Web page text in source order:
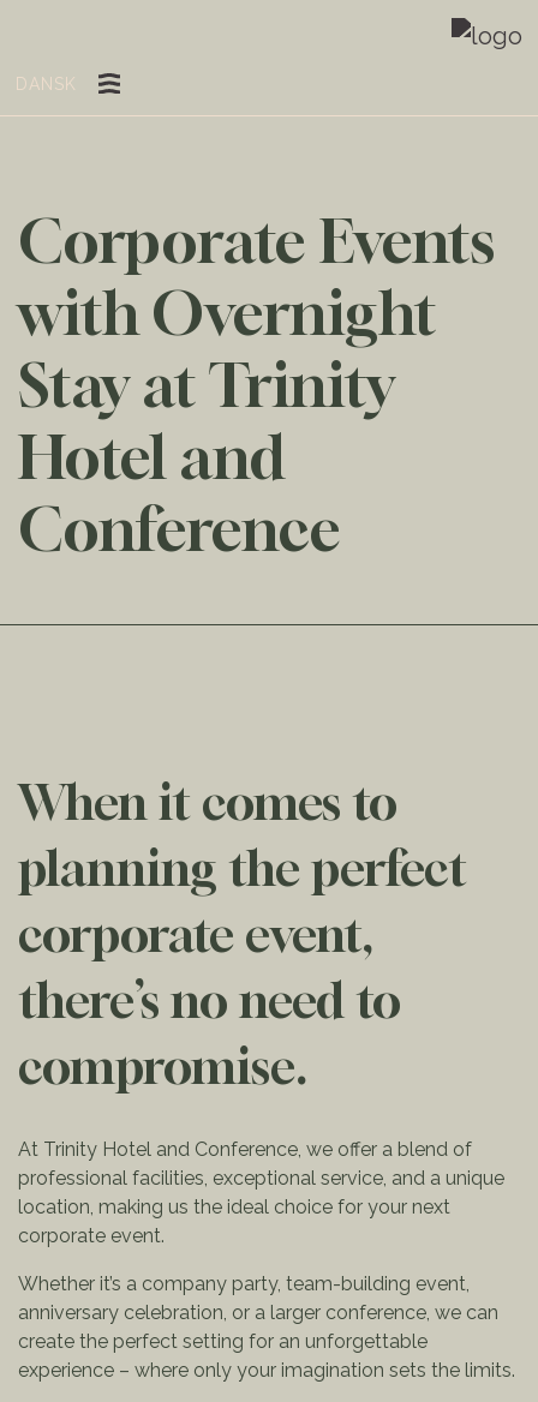
DANSK
Corporate Events
with Overnight
Stay at Trinity
Hotel and
Conference
When it comes to
planning the perfect
corporate event,
there’s no need to
compromise.
At Trinity Hotel and Conference, we offer a blend of
professional facilities, exceptional service, and a unique
location, making us the ideal choice for your next
corporate event.
Whether it’s a company party, team-building event,
anniversary celebration, or a larger conference, we can
create the perfect setting for an unforgettable
experience – where only your imagination sets the limits.